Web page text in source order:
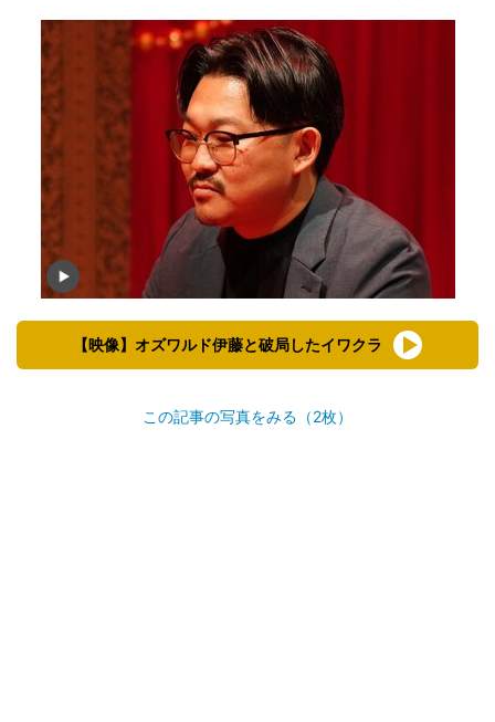
【映像】オズワルド伊藤と破局したイワクラ
この記事の写真をみる（2枚）